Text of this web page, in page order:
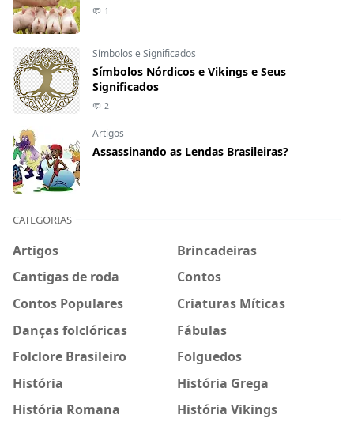
1
Símbolos e Significados
Símbolos Nórdicos e Vikings e Seus
Significados
2
Artigos
Assassinando as Lendas Brasileiras?
CATEGORIAS
Artigos
Brincadeiras
Cantigas de roda
Contos
Contos Populares
Criaturas Míticas
Danças folclóricas
Fábulas
Folclore Brasileiro
Folguedos
História
História Grega
História Romana
História Vikings